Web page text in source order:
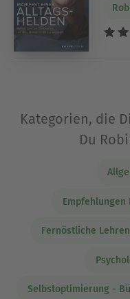
Kategorien, die
Du
Fernöstliche Lehren
Selbstoptimierung -